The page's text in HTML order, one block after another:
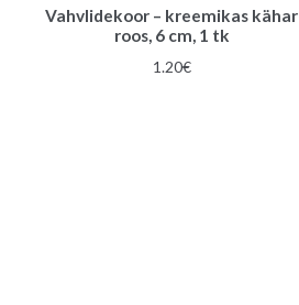
Vahvlidekoor – kreemikas kähar
roos, 6 cm, 1 tk
1.20€